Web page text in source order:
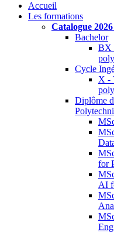
Accueil
Les formations
Catalogue
Bachelor
BX
Cycle
X -
Diplôme
for
AI